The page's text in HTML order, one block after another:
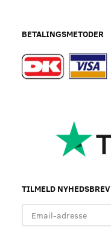
BETALINGSMETODER
TILMELD NYHEDSBREV
Email-
adresse